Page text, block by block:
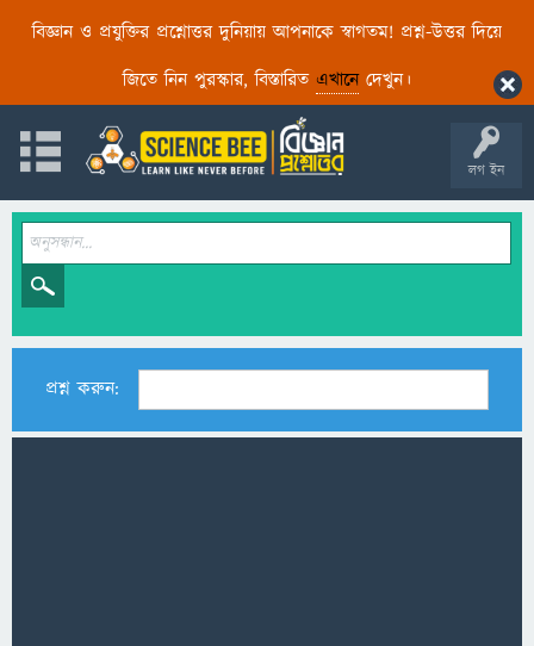
বিজ্ঞান ও প্রযুক্তির প্রশ্নোত্তর দুনিয়ায় আপনাকে স্বাগতম! প্রশ্ন-উত্তর দিয়ে
জিতে নিন পুরস্কার, বিস্তারিত এখানেদেখুন।
লগ ইন
প্রশ্ন করুন: